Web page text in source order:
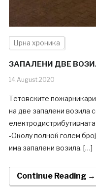
Црна хроника
ЗАПАЛЕНИ ДВЕ
14.August.2020
Тетовските
на две запалени возила
-Околу полноќ голем број
има запалени возила. […]
Continue Reading →